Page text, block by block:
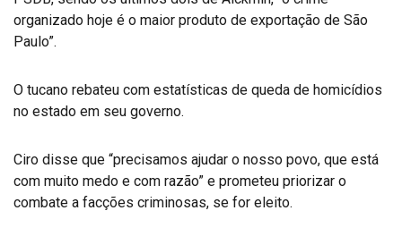
organizado hoje é o maior produto de exportação de São
Paulo”.
O tucano rebateu com estatísticas de queda de homicídios
no estado em seu governo.
Ciro disse que “precisamos ajudar o nosso povo, que está
com muito medo e com razão” e prometeu priorizar o
combate a facções criminosas, se for eleito.